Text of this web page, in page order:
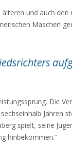
und auch
Maschen
Die
Jahren
spielt, seine
hinbekommen.“